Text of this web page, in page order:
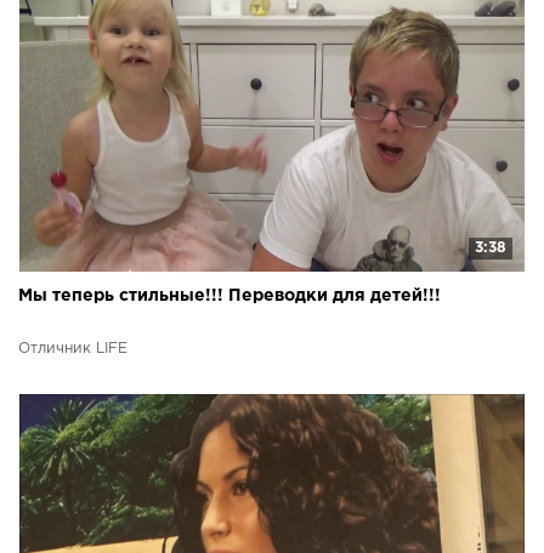
3:38
Мы теперь стильные!!! Переводки для детей!!!
Отличник LIFE